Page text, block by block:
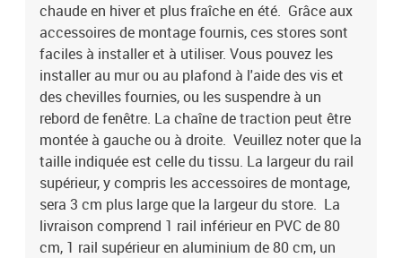
chaude en hiver et plus fraîche en été. Grâce aux
accessoires de montage fournis, ces stores sont
faciles à installer et à utiliser. Vous pouvez les
installer au mur ou au plafond à l'aide des vis et
des chevilles fournies, ou les suspendre à un
rebord de fenêtre. La chaîne de traction peut être
montée à gauche ou à droite. Veuillez noter que la
taille indiquée est celle du tissu. La largeur du rail
supérieur, y compris les accessoires de montage,
sera 3 cm plus large que la largeur du store. La
livraison comprend 1 rail inférieur en PVC de 80
cm, 1 rail supérieur en aluminium de 80 cm, un